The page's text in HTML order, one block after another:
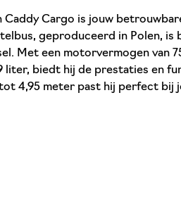
Caddy Cargo is jouw
geproduceerd in Polen, is
Met een motorvermogen van
liter, biedt hij de prestaties en
4,95 meter past hij perfect bij